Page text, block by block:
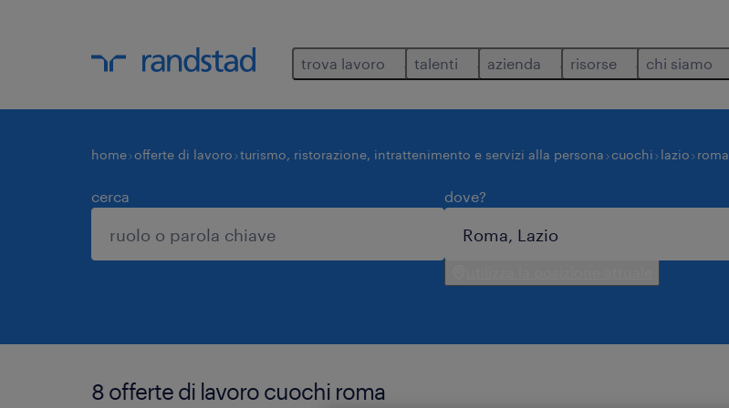
trova lavoro talenti azienda risorse chi siamo
home offerte di lavoro turismo, ristorazione, intrattenimento e servizi alla persona cuochi lazio roma
cerca dove?
8 offerte di lavoro cuochi roma